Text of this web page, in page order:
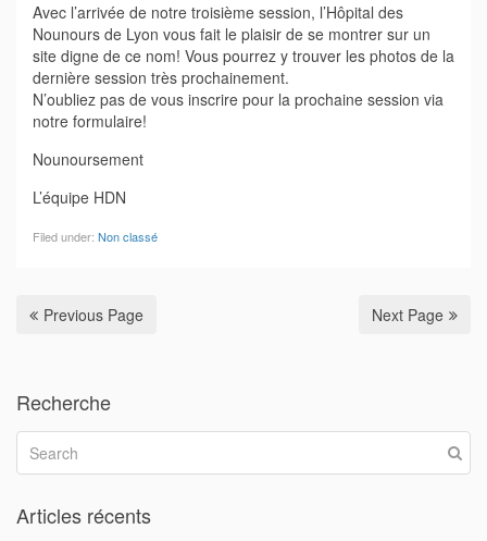
Avec l’arrivée de notre troisième session, l’Hôpital des
Nounours de Lyon vous fait le plaisir de se montrer sur un
site digne de ce nom! Vous pourrez y trouver les photos de la
dernière session très prochainement.
N’oubliez pas de vous inscrire pour la prochaine session via
notre formulaire!
Nounoursement
L’équipe HDN
Filed under: Non classé
Previous Page Next Page
Recherche
Articles récents